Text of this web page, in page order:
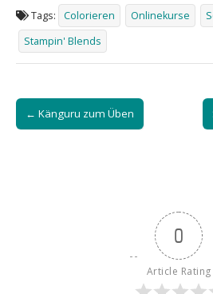
Tags: Colorieren Onlinekurse
Stampin' Blends
Post
navigation
← Känguru zum Üben
0
Article Rating